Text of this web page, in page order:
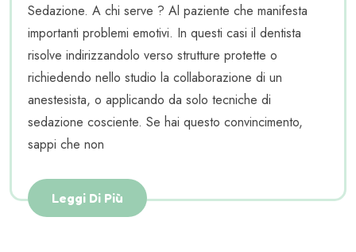
Sedazione. A chi serve ? Al paziente che manifesta
importanti problemi emotivi. In questi casi il dentista
risolve indirizzandolo verso strutture protette o
richiedendo nello studio la collaborazione di un
anestesista, o applicando da solo tecniche di
sedazione cosciente. Se hai questo convincimento,
sappi che non
Leggi Di Più